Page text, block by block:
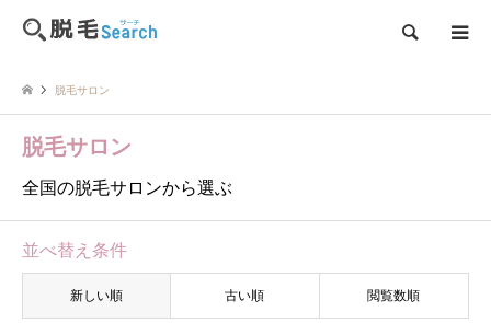
検索
脱毛サロン
脱毛サロン
全国の脱毛サロンから選ぶ
並べ替え条件
新しい順 古い順 閲覧数順